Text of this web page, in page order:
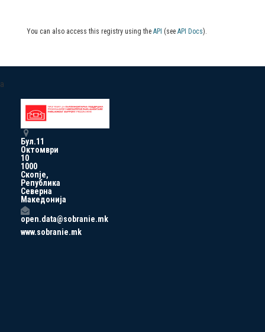
You can also access this registry using the API (see API Docs).
a
Бул.11
Октомври
10
1000
Скопје,
Република
Северна
Македонија
open.data@sobranie.mk
www.sobranie.mk